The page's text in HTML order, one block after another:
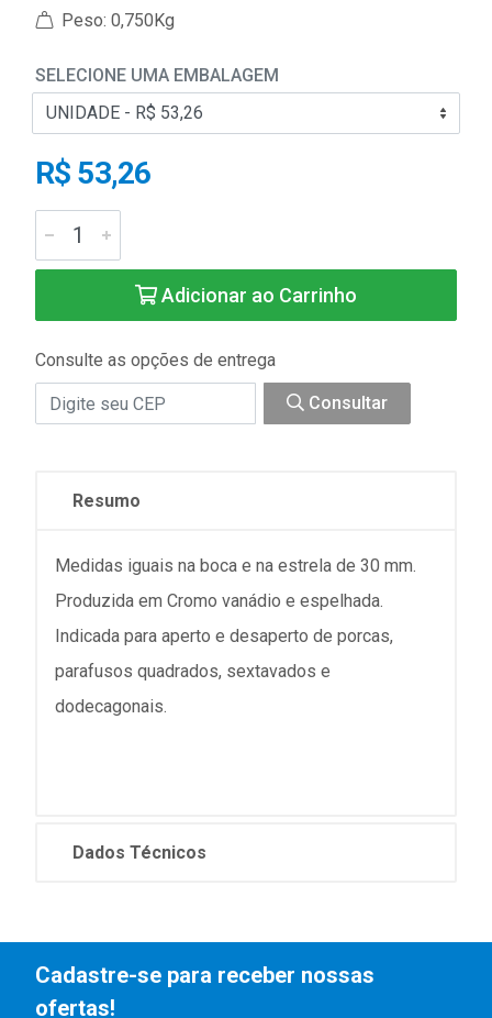
Peso: 0,750Kg
SELECIONE UMA EMBALAGEM
R$ 53,26
Adicionar ao Carrinho
Consulte as opções de entrega
Consultar
Resumo
Medidas iguais na boca e na estrela de 30 mm.
Produzida em Cromo vanádio e espelhada.
Indicada para aperto e desaperto de porcas,
parafusos quadrados, sextavados e
dodecagonais.
Dados Técnicos
Cadastre-se para receber nossas
ofertas!